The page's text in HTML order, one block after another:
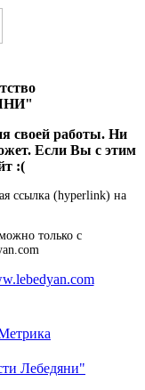
своей работы. Ни
Если Вы с этим
:(
ссылка (hyperlink) на
только с
Лебедяни"